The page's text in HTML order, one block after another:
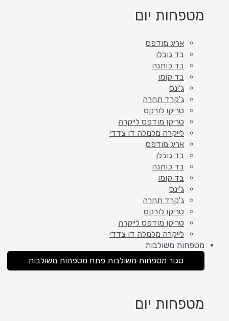
מטפחות יום
אריג מודפס
בד גובלן
בד כותנה
בד קומו
ג'ינס
ג'קרד תחרה
טריקו לורקס
טריקו מודפס לייקרה
לייקרה מלמלה דו צדדי
אריג מודפס
בד גובלן
בד כותנה
בד קומו
ג'ינס
ג'קרד תחרה
טריקו לורקס
טריקו מודפס לייקרה
לייקרה מלמלה דו צדדי
מטפחות משולבות
סגור מטפחות משולבות פתח מטפחות משולבות
מטפחות יום